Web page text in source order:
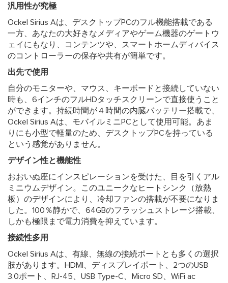
汎用性が究極
Ockel Sirius Aは、デスクトップPCのフル機能搭載である
一方、あなたの大好きなメディアやゲーム機器のゲートウ
ェイにもなり、コンテンツや、スマートホームディバイス
のコントローラーの保存や共有が簡単です。
出先で使用
自分のモニターや、マウス、キーボードと接続していない
時も、6インチのフルHDタッチスクリーンで直接使うこと
ができます。持続時間が４時間の内臓バッテリー搭載で、
Ockel Sirius Aは、モバイルミニPCとして使用可能。あま
りにも小型で軽量のため、デスクトップPCを持っている
という感覚がありません。
デザイン性と機能性
おおいぬ座にインスピレーションを受けた、目を引くアル
ミニウムデザイン。このユニークなヒートシンク（放熱
板）のデザインにより、冷却ファンの搭載が不要になりま
した。100％静かで、64GBのフラッシュストレージ搭載、
しかも極限まで電力消費を抑えています。
接続性多用
Ockel Sirius Aは、有線、無線の接続ポートとも多くの選択
肢があります。HDMI、ディスプレイポート、2つのUSB
3.0ポート、RJ-45、USB Type-C、Micro SD、WiFi ac